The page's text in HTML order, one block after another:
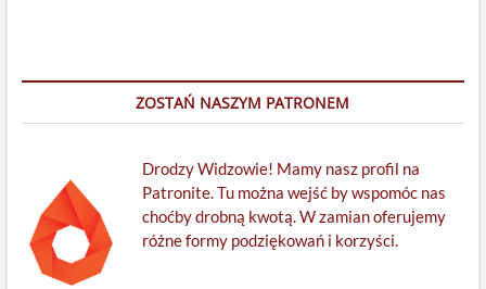
ZOSTAŃ NASZYM PATRONEM
Drodzy Widzowie! Mamy nasz profil na
Patronite. Tu można wejść by wspomóc nas
choćby drobną kwotą. W zamian oferujemy
różne formy podziękowań i korzyści.